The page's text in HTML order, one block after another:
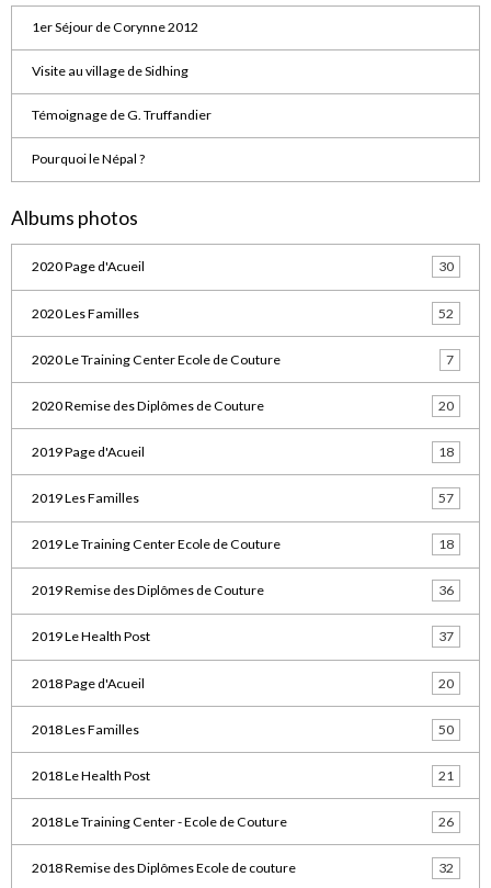
1er Séjour de Corynne 2012
Visite au village de Sidhing
Témoignage de G. Truffandier
Pourquoi le Népal ?
Albums photos
2020 Page d'Acueil 30
2020 Les Familles 52
2020 Le Training Center Ecole de Couture 7
2020 Remise des Diplômes de Couture 20
2019 Page d'Acueil 18
2019 Les Familles 57
2019 Le Training Center Ecole de Couture 18
2019 Remise des Diplômes de Couture 36
2019 Le Health Post 37
2018 Page d'Acueil 20
2018 Les Familles 50
2018 Le Health Post 21
2018 Le Training Center - Ecole de Couture 26
2018 Remise des Diplômes Ecole de couture 32